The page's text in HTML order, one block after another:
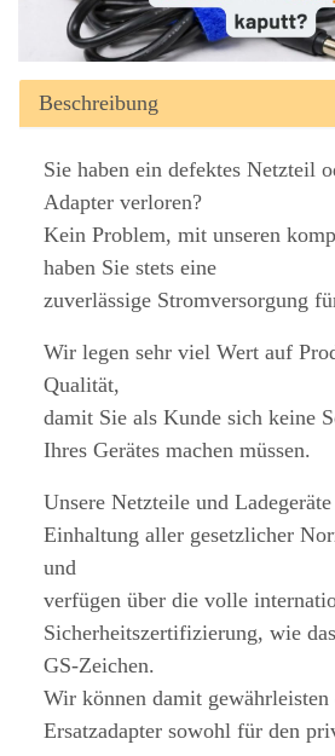
Beschreibung
Sie haben ein defektes Netzteil
Adapter verloren?
Kein Problem, mit unseren
haben Sie stets eine
zuverlässige Stromversorgung
Wir legen sehr viel Wert auf
Qualität,
damit Sie als Kunde sich keine
Ihres Gerätes machen müssen.
Unsere Netzteile und
Einhaltung aller gesetzlicher
und
verfügen über die volle
Sicherheitszertifizierung, wie
GS-Zeichen.
Wir können damit gewährleisten
Ersatzadapter sowohl für den